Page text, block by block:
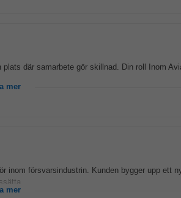
där samarbete gör skillnad. Din roll Inom
mer
inom försvarsindustrin. Kunden bygger upp ett
mer